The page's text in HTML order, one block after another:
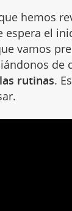
hemos
espera el
vamos
de
rutinas.